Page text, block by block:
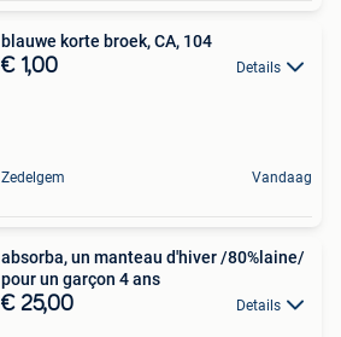
blauwe korte broek, CA, 104
€ 1,00 Details
Zedelgem Vandaag
absorba, un manteau d'hiver /80%laine/
pour un garçon 4 ans
€ 25,00 Details